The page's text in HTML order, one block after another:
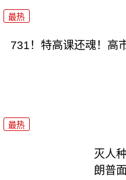
最热
731！特高课还魂！高
最热
灭人
朗普